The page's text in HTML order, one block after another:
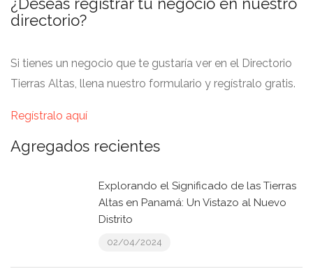
¿Deseas registrar tu negocio en nuestro
directorio?
Si tienes un negocio que te gustaría ver en el Directorio
Tierras Altas, llena nuestro formulario y regístralo gratis.
Regístralo aquí
Agregados recientes
Explorando el Significado de las Tierras
Altas en Panamá: Un Vistazo al Nuevo
Distrito
02/04/2024